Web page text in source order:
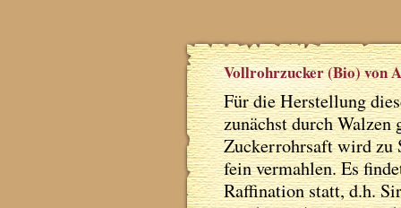
Vollrohrzucker (Bio) von
Für die Herstellung
zunächst durch Walzen
Zuckerrohrsaft wird zu
fein vermahlen. Es
Raffination statt, d.h.